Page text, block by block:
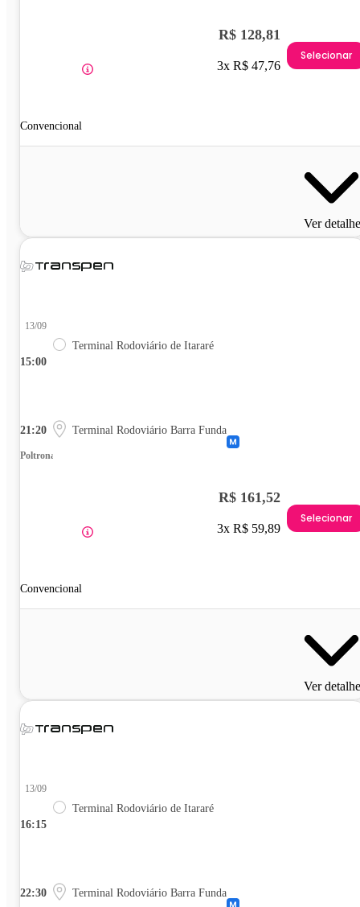
Convencional
R$ 128,81
3x R$ 47,76
Selecionar
Ver
15:00
13/09
Terminal Rodoviário de Itararé
21:20 Terminal Rodoviário Barra Funda
Poltrona
Convencional
R$ 161,52
3x R$ 59,89
Selecionar
Ver
16:15
13/09
Terminal Rodoviário de Itararé
22:30 Terminal Rodoviário Barra Funda